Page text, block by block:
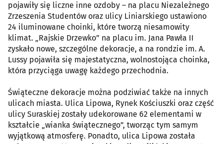
pojawiły się liczne inne ozdoby – na placu Niezależnego
Zrzeszenia Studentów oraz ulicy Liniarskiego ustawiono
24 iluminowane choinki, które tworzą niesamowity
klimat. „Rajskie Drzewko” na placu im. Jana Pawła II
zyskało nowe, szczególne dekoracje, a na rondzie im. A.
Lussy pojawiła się majestatyczna, wolnostojąca choinka,
która przyciąga uwagę każdego przechodnia.
Świąteczne dekoracje można podziwiać także na innych
ulicach miasta. Ulica Lipowa, Rynek Kościuszki oraz część
ulicy Suraskiej zostały udekorowane 62 elementami w
kształcie „wianka świątecznego”, tworząc tym samym
wyjątkową atmosferę. Ponadto, ulica Lipowa została